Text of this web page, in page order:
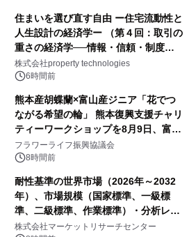
住まいを選び直す自由 ー住宅流動性と
人生設計の経済学ー （第４回：取引の
重さの経済学──情報・信頼・制度を
PropTechはどう組み替えるか）｜
PropTech-Lab
株式会社property technologies
6時間前
熊本産胡蝶蘭×富山産ジニア「花でつ
ながる希望の輪」 熊本復興支援チャリ
ティーワークショップを8月9日、富
山・射水で開催
フラワーライフ振興協議会
8時間前
耐性基準の世界市場（2026年～2032
年）、市場規模（国家標準、一級標
準、二級標準、作業標準）・分析レポ
ートを発表
株式会社マーケットリサーチセンター